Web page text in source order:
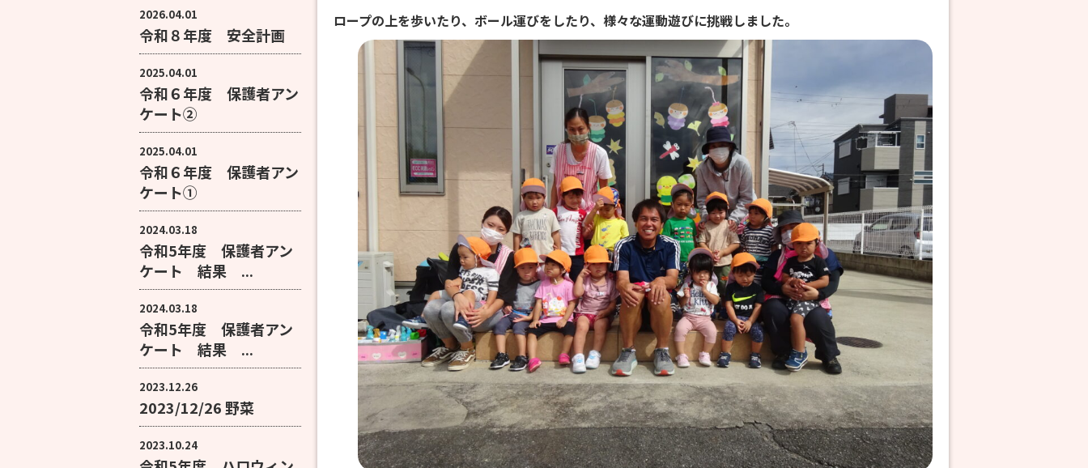
2026.04.01
令和８年度 安全計画
2025.04.01
令和６年度 保護者アン
ケート②
2025.04.01
令和６年度 保護者アン
ケート①
2024.03.18
令和5年度 保護者アン
ケート 結果 ...
2024.03.18
令和5年度 保護者アン
ケート 結果 ...
2023.12.26
2023/12/26 野菜
2023.10.24
ロープの上を歩いたり、ボール運びをしたり、様々な運動遊びに挑戦しました。